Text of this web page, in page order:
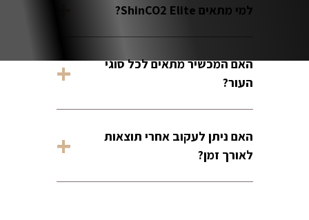
למי מתאים ShinCO2 Elite?
אסתטיקה המעוניינים לשדרג את רמת
האבחון, לבסס טיפולים על נתונים
האם המכשיר מתאים לכל סוגי
העור?
שונים בהתאם לסוגי עור, מה שמאפשר
אבחון מדויק גם לעור כהה, רגיש או
האם ניתן לעקוב אחרי תוצאות
לאורך זמן?